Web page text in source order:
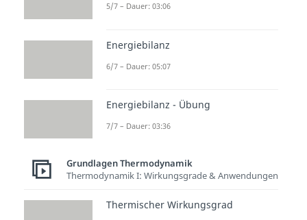
5/7 – Dauer: 03:06
Energiebilanz
6/7 – Dauer: 05:07
Energiebilanz - Übung
7/7 – Dauer: 03:36
Grundlagen Thermodynamik
Thermodynamik I: Wirkungsgrade & Anwendungen
Thermischer Wirkungsgrad